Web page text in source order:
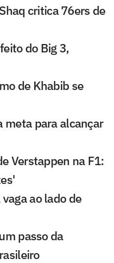
critica 76ers de
do Big 3,
de Khabib se
meta para alcançar
Verstappen na F1:
ao lado de
passo da